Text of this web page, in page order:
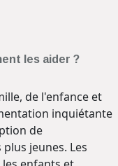
les aider ?
de l'enfance et
inquiétante
de
jeunes. Les